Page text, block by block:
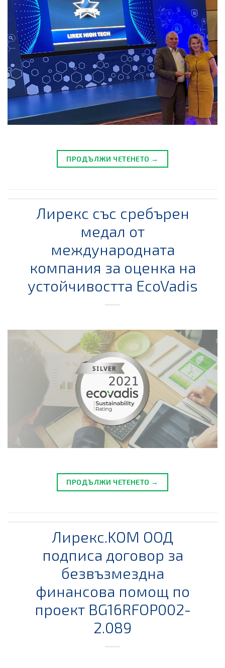
ПРОДЪЛЖИ ЧЕТЕНЕТО →
Лирекс със сребърен
медал от
международната
компания за оценка на
устойчивостта EcoVadis
ПРОДЪЛЖИ ЧЕТЕНЕТО →
Лирекс.KОМ ООД
подписа договор за
безвъзмездна
финансова помощ по
проект BG16RFOP002-
2.089